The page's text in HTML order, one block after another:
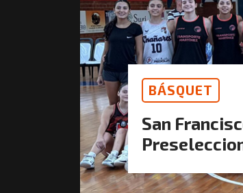
BÁSQUET
San